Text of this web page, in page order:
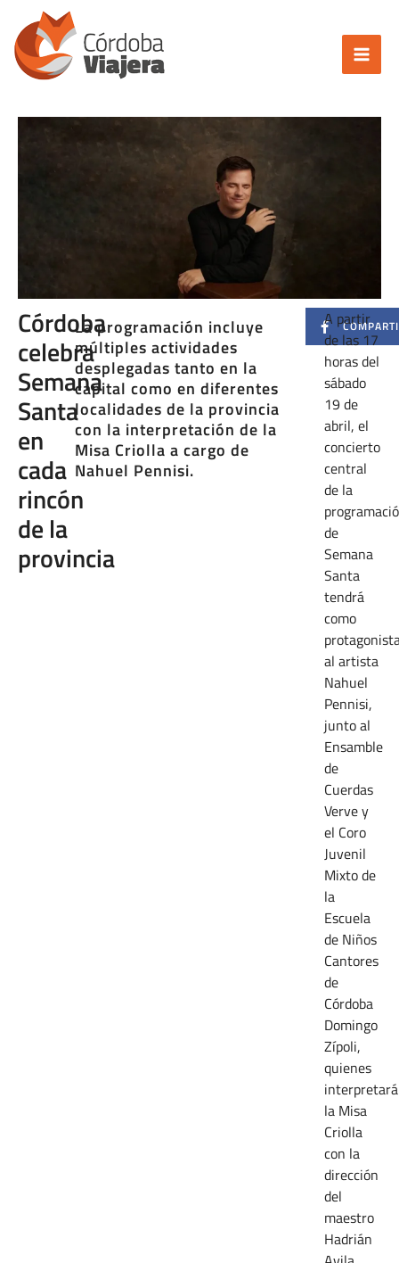
contenido
Córdoba
celebra
Semana
Santa
en
cada
rincón
de la
provincia
La programación incluye
múltiples actividades
desplegadas tanto en la
capital como en diferentes
localidades de la provincia
con la interpretación de la
Misa Criolla a cargo de
Nahuel Pennisi.
A partir
de las 17
horas del
sábado
19 de
abril, el
concierto
central
de la
de
Semana
Santa
tendrá
como
al artista
Nahuel
Pennisi,
junto al
Ensamble
de
Cuerdas
Verve y
el Coro
Juvenil
Mixto de
la
Escuela
de Niños
Cantores
de
Córdoba
Domingo
Zípoli,
quienes
la Misa
Criolla
con la
dirección
del
maestro
Hadrián